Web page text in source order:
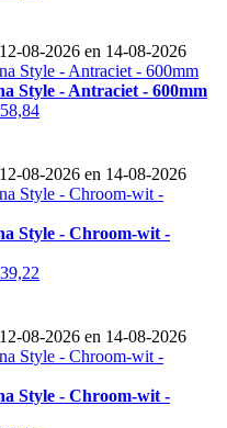
08-2026 en 14-08-2026
Style - Antraciet - 600mm
08-2026 en 14-08-2026
Style - Chroom-wit -
08-2026 en 14-08-2026
Style - Chroom-wit -